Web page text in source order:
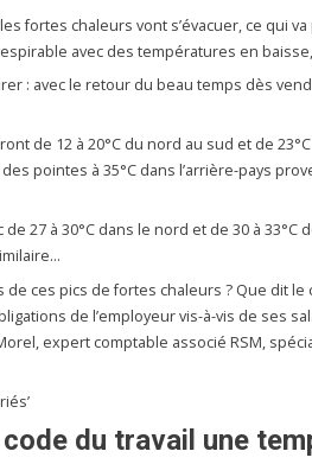
fortes chaleurs vont s’évacuer, ce qui
avec des températures en
: avec le retour du beau temps dès
de 12 à 20°C du nord au sud et de
pointes à 35°C dans l’arrière-pays
27 à 30°C dans le nord et de 30 à 33°C
de ces pics de fortes chaleurs ? Que dit
de l’employeur vis-à-vis de ses
expert comptable associé RSM,
du travail une